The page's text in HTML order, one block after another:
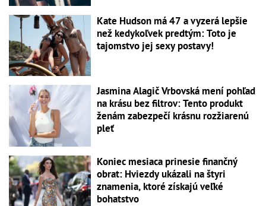
Kate Hudson má 47 a vyzerá lepšie
než kedykoľvek predtým: Toto je
tajomstvo jej sexy postavy!
Jasmina Alagič Vrbovská mení pohľad
na krásu bez filtrov: Tento produkt
ženám zabezpečí krásnu rozžiarenú
pleť
Koniec mesiaca prinesie finančný
obrat: Hviezdy ukázali na štyri
znamenia, ktoré získajú veľké
bohatstvo